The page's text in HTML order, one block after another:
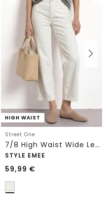
HIGH WAIST
Street One
7/8 High Waist Wide Leg Jeans im Loose Fit
STYLE EMEE
59,99 €